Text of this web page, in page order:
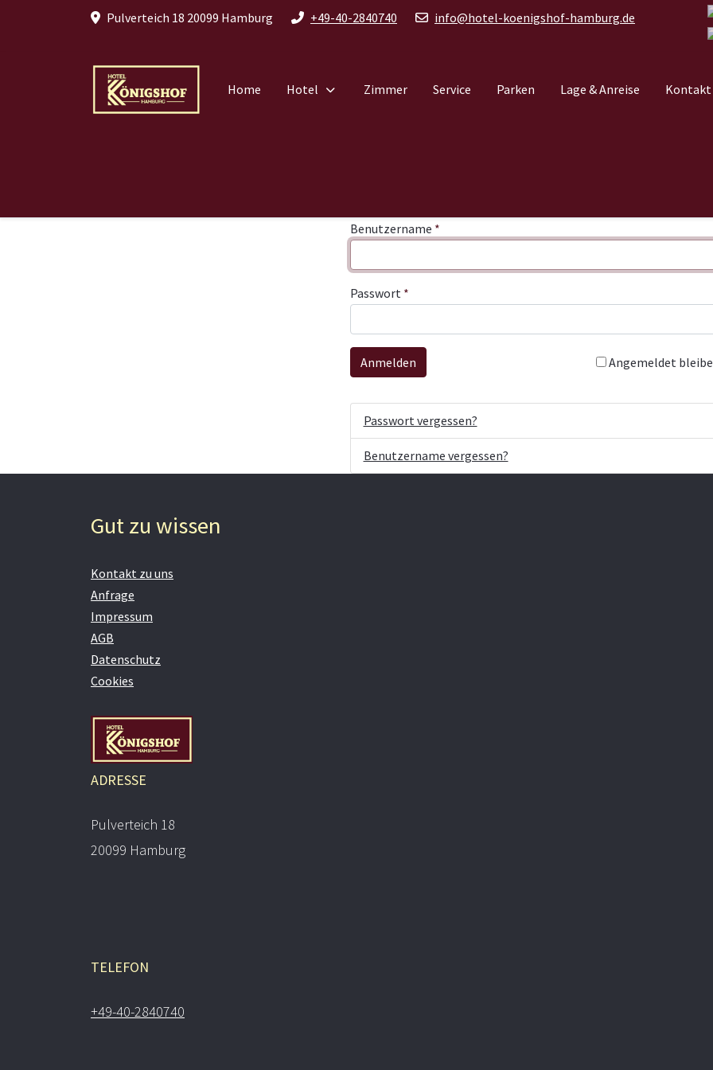
Pulverteich 18 20099 Hamburg +49-40-2840740 info@hotel-koenigshof-hamburg.de
Home Hotel Zimmer Service Parken Lage & Anreise Kontakt
Benutzername *
Passwort*
Anmelden Angemeldet
Passwort vergessen?
Benutzername vergessen?
Gut zu wissen
Kontakt zu uns
Anfrage
Impressum
AGB
Datenschutz
Cookies
ADRESSE
Pulverteich 18
20099 Hamburg
TELEFON
+49-40-2840740